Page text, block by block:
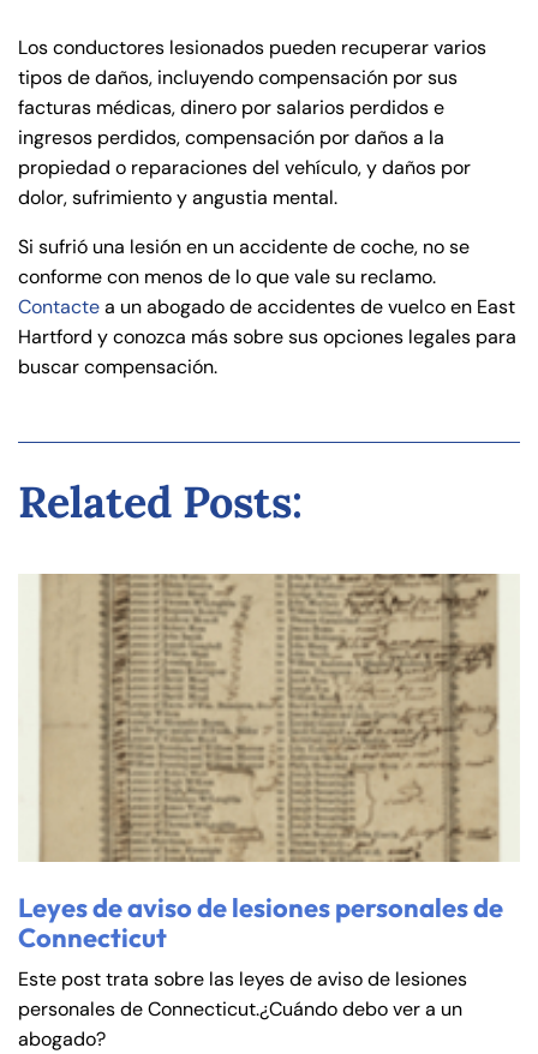
Los conductores lesionados pueden recuperar varios
tipos de daños, incluyendo compensación por sus
facturas médicas, dinero por salarios perdidos e
ingresos perdidos, compensación por daños a la
propiedad o reparaciones del vehículo, y daños por
dolor, sufrimiento y angustia mental.
Si sufrió una lesión en un accidente de coche, no se
conforme con menos de lo que vale su reclamo.
Contactea un abogado de accidentes de vuelco en East
Hartford y conozca más sobre sus opciones legales para
buscar compensación.
Related Posts:
Leyes de aviso de lesiones personales de
Connecticut
Este post trata sobre las leyes de aviso de lesiones
personales de Connecticut.¿Cuándo debo ver a un
abogado?